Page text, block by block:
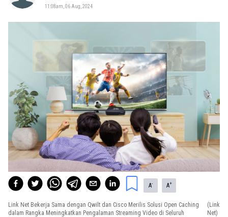
11:08am, 06 Aug, 2024
A- A+
Link Net Bekerja Sama dengan Qwilt dan Cisco Merilis Solusi Open Caching
dalam Rangka Meningkatkan Pengalaman Streaming Video di Seluruh
(Link
Net)